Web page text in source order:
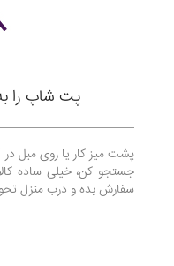
پت شاپ را به
پشت میز کار یا روی مبل
جستجو کن، خیلی ساده
سفارش بده و درب منزل